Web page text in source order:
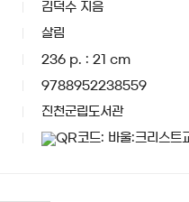
김덕수 지음
살림
236 p. : 21 cm
9788952238559
진천군립도서관